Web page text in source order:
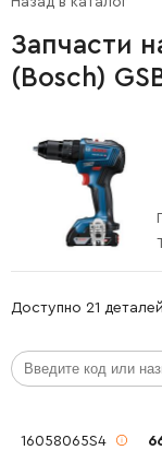
Запчасти
(Bosch)
Доступно 21 деталей
16058065S4